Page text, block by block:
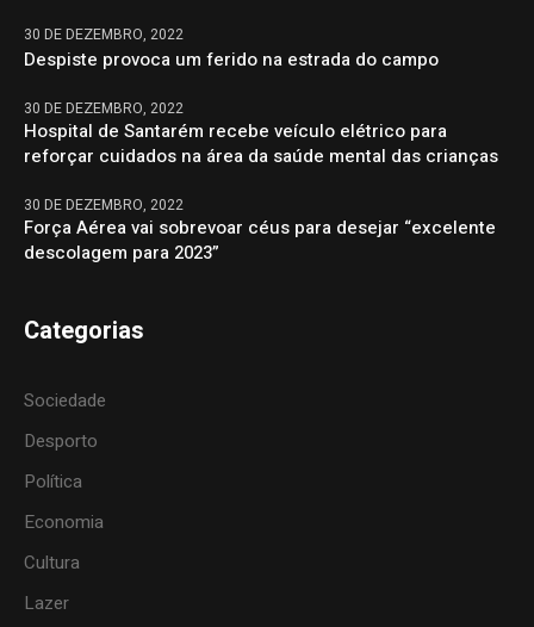
30 DE DEZEMBRO, 2022
Despiste provoca um ferido na estrada do campo
30 DE DEZEMBRO, 2022
Hospital de Santarém recebe veículo elétrico para
reforçar cuidados na área da saúde mental das crianças
30 DE DEZEMBRO, 2022
Força Aérea vai sobrevoar céus para desejar “excelente
descolagem para 2023”
Categorias
Sociedade
Desporto
Política
Economia
Cultura
Lazer